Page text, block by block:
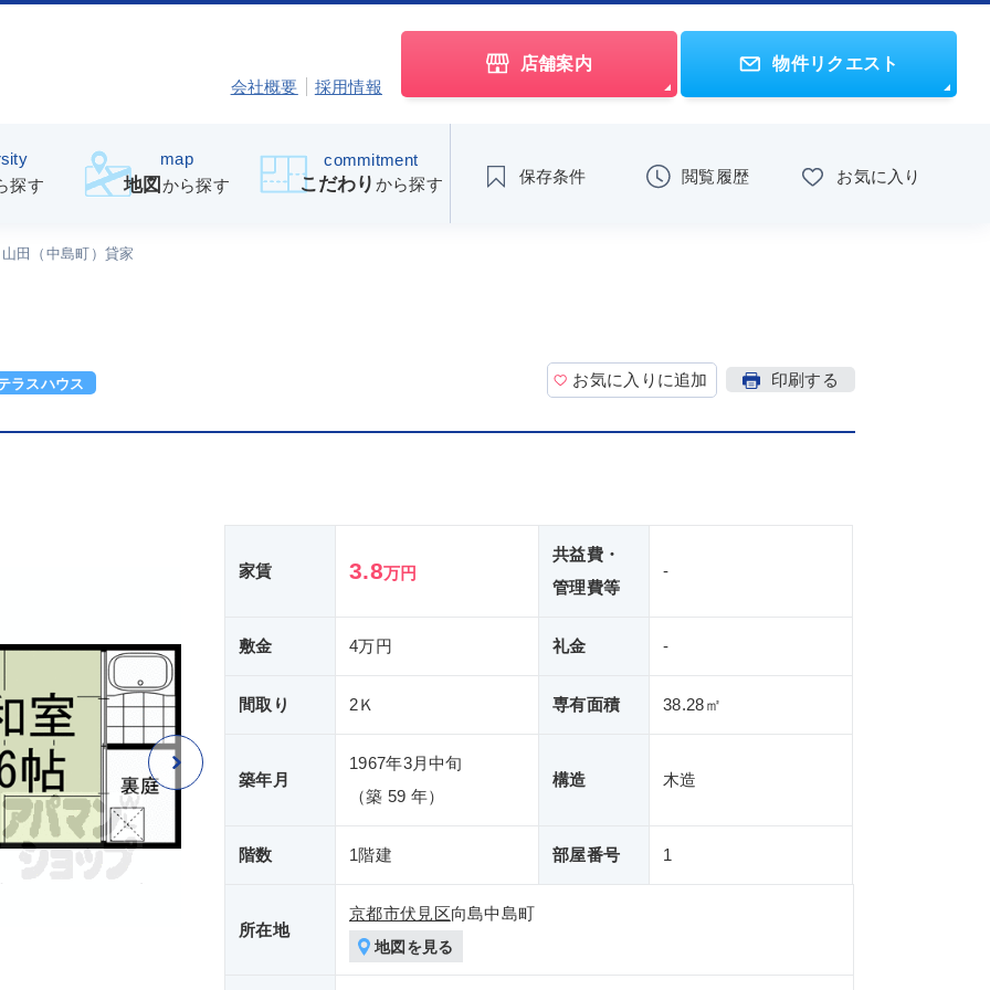
会社概要 採用情報
店舗案内 物件リクエスト
探す
map
地図 から探す
commitment
こだわり から探す 保存条件 閲覧履歴 お気に入り
山田（中島町）貸家
ラスハウス お気に入りに追加 印刷する
家賃 3.8万円
共益費・
管理費等
-
敷金 4万円 礼金 -
間取り 2Ｋ 専有面積 38.28㎡
築年月
1967年3月中旬
（築 59 年）
構造 木造
階数 1階建 部屋番号 1
所在地
京都市伏見区向島中島町
地図を見る